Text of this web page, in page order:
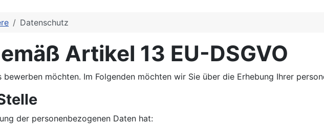
Datenschutz
Artikel 13 EU-DSGVO
bewerben möchten. Im Folgenden möchten wir Sie über die Erhebung Ihrer
der personenbezogenen Daten hat: